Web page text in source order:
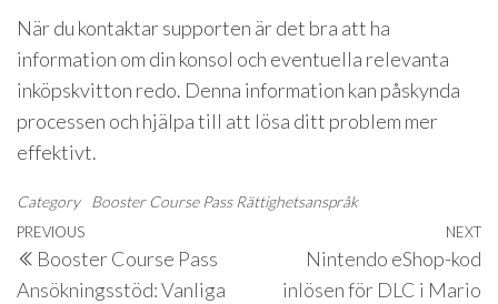
När du kontaktar supporten är det bra att ha
information om din konsol och eventuella relevanta
inköpskvitton redo. Denna information kan påskynda
processen och hjälpa till att lösa ditt problem mer
effektivt.
Category Booster Course Pass Rättighetsanspråk
Post
navigation
Previous
Post
PREVIOUS
Booster Course Pass
Ansökningsstöd: Vanliga
NEXT
Nintendo eShop-kod
inlösen för DLC i Mario